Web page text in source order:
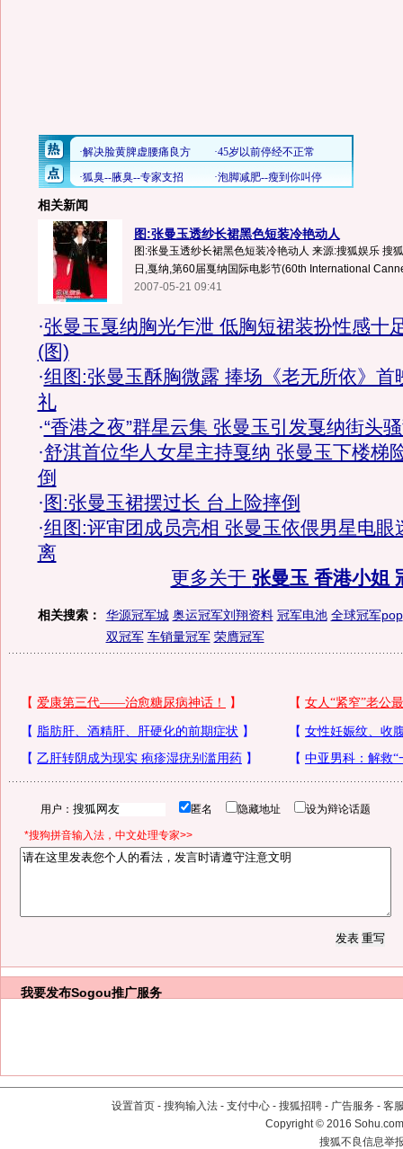
相关新闻
图:张曼玉透纱长裙黑色短装冷艳动人
图:张曼玉透纱长裙黑色短装冷艳动人 来源:搜狐娱乐 搜
日,戛纳,第60届戛纳国际电影节(60th International
2007-05-21 09:41
·张曼玉戛纳胸光乍泄 低胸短裙装扮性感十
(图)
·组图:张曼玉酥胸微露 捧场《老无所依》首
礼
·“香港之夜”群星云集 张曼玉引发戛纳街头
·舒淇首位华人女星主持戛纳 张曼玉下楼梯
倒
· 图:张曼玉裙摆过长 台上险摔倒
·组图:评审团成员亮相 张曼玉依偎男星电眼
离
更多关于 张曼玉 香港小姐
相关搜索： 华源冠军城 奥运冠军刘翔资料 冠军电池 全球冠军pop
双冠军 车销量冠军 荣膺冠军
用户： 匿名 隐藏地址 设为辩论话题
*搜狗拼音输入法，中文处理专家>>
我要发布Sogou推广服务
设置首页 - 搜狗输入法 - 支付中心 - 搜狐招聘 - 广告服务 - 客
Copyright©2016
搜狐不良信息举